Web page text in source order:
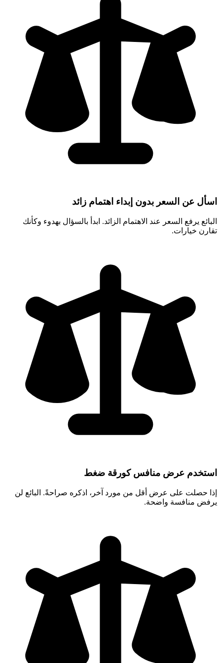
اسأل عن السعر بدون إبداء اهتمام زائد
البائع يرفع السعر عند الاهتمام الزائد. ابدأ بالسؤال بهدوء وكأنك
تقارن خيارات.
استخدم عرض منافس كورقة ضغط
إذا حصلت على عرض أقل من مورد آخر، اذكره صراحةً. البائع لن
يرفض منافسة واضحة.